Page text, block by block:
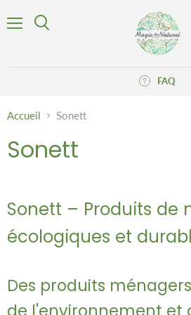
FAQ
Accueil Sonett
Sonett
Sonett – Produits de
écologiques et
Des produits